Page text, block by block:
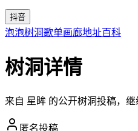
抖音
泡泡树洞歌单画廊地址百科
树洞详情
来自 星眸 的公开树洞投稿，
匿名投稿